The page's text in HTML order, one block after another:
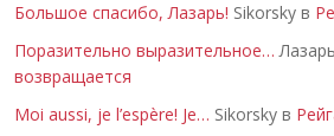
Большое спасибо, Лазарь! Sikorsky в
Поразительно выразительное…
возвращается
Moi aussi, je l’espère! Je… Sikorsky в